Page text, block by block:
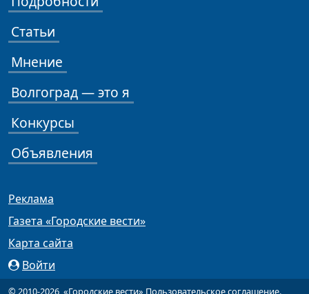
Статьи
Мнение
Волгоград — это я
Конкурсы
Объявления
Реклама
Газета «Городские вести»
Карта сайта
Войти
© 2010-2026, «Городские вести» Пользовательское соглашение.